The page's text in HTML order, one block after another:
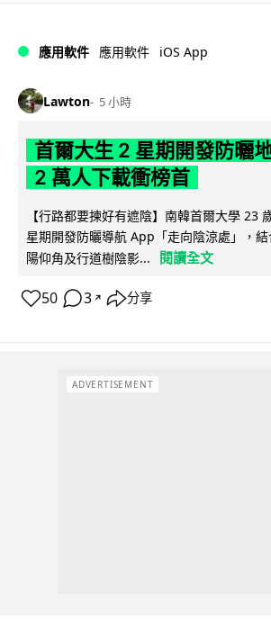
應用軟件 應用軟件 iOS App
Lawton 5 小時
首爾大生 2 星期開發防曬
2 萬人下載衝榜首
【行路都要揀好有遮陰】南韓首爾大學 23
星期開發防曬導航 App「走向陰涼處」，
陽仰角及行道樹陰影...
閱讀全文
50 3 ↗ 分享
ADVERTISEMENT